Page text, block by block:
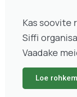
Kas soovite
Siffi
Vaadake
Loe rohkem